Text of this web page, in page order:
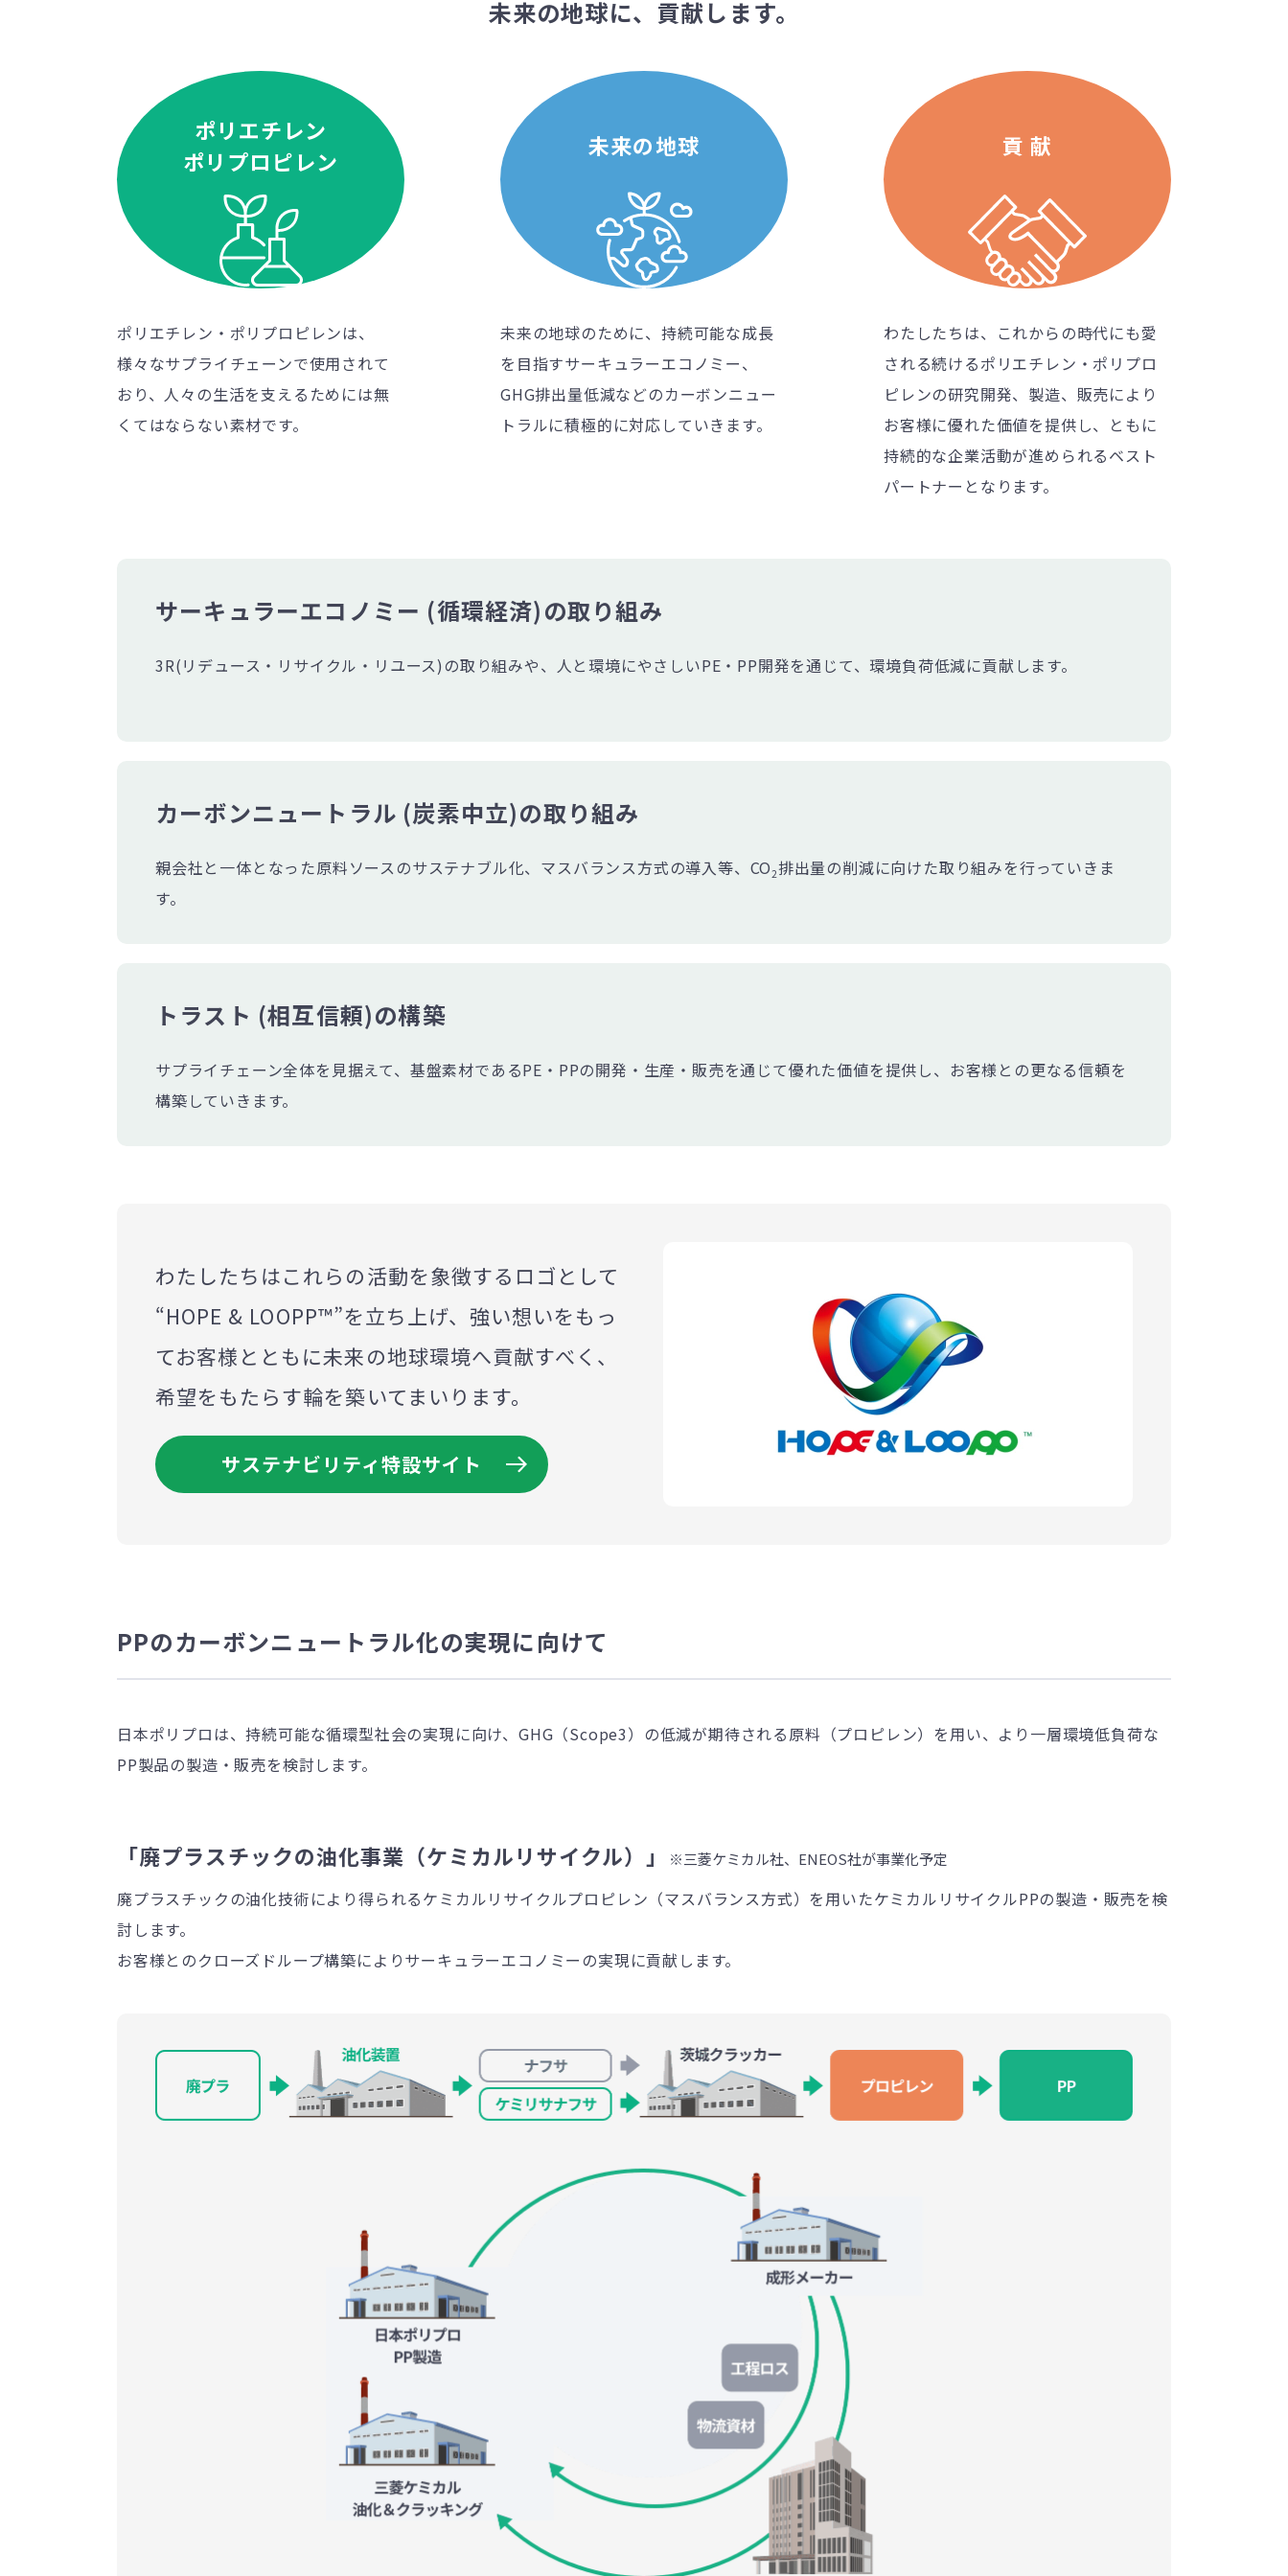
未来の地球に、貢献します。
ポリエチレン
ポリプロピレン
ポリエチレン・ポリプロピレンは、
様々なサプライチェーンで使用されて
おり、人々の生活を支えるためには無
くてはならない素材です。
未来の地球
未来の地球のために、持続可能な成長
を目指すサーキュラーエコノミー、
GHG排出量低減などのカーボンニュー
トラルに積極的に対応していきます。
貢 献
わたしたちは、これからの時代にも愛
される続けるポリエチレン・ポリプロ
ピレンの研究開発、製造、販売により
お客様に優れた価値を提供し、ともに
持続的な企業活動が進められるベスト
パートナーとなります。
サーキュラーエコノミー (循環経済)の取り組み
3R(リデュース・リサイクル・リユース)の取り組みや、人と環境にやさしいPE・PP開発を通じて、環境負荷低減に貢献します。
カーボンニュートラル (炭素中立)の取り組み
親会社と一体となった原料ソースのサステナブル化、マスバランス方式の導入等、CO2排出量の削減に向けた取り組みを行っていきま
す。
トラスト (相互信頼)の構築
サプライチェーン全体を見据えて、基盤素材であるPE・PPの開発・生産・販売を通じて優れた価値を提供し、お客様との更なる信頼を
構築していきます。
わたしたちはこれらの活動を象徴するロゴとして
“HOPE & LOOPP™”を立ち上げ、強い想いをもっ
てお客様とともに未来の地球環境へ貢献すべく、
希望をもたらす輪を築いてまいります。
サステナビリティ特設サイト
PPのカーボンニュートラル化の実現に向けて
日本ポリプロは、持続可能な循環型社会の実現に向け、GHG（Scope3）の低減が期待される原料（プロピレン）を用い、より一層環境低負荷な
PP製品の製造・販売を検討します。
「廃プラスチックの油化事業（ケミカルリサイクル）」 ※三菱ケミカル社、ENEOS社が事業化予定
廃プラスチックの油化技術により得られるケミカルリサイクルプロピレン（マスバランス方式）を用いたケミカルリサイクルPPの製造・販売を検
討します。
お客様とのクローズドループ構築によりサーキュラーエコノミーの実現に貢献します。